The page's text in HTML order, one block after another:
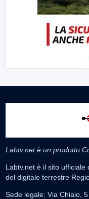
Labtv.net è un prodotto
Labtv.net è il sito
del digitale terrestre
Sede legale: Via Chiaio,